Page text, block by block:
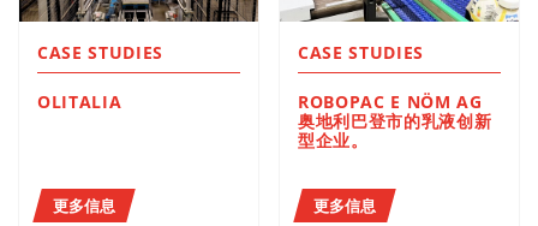
CASE STUDIES
OLITALIA
更多信息
CASE STUDIES
ROBOPAC E NÖM AG
奥地利巴登市的乳液创新
型企业。
更多信息